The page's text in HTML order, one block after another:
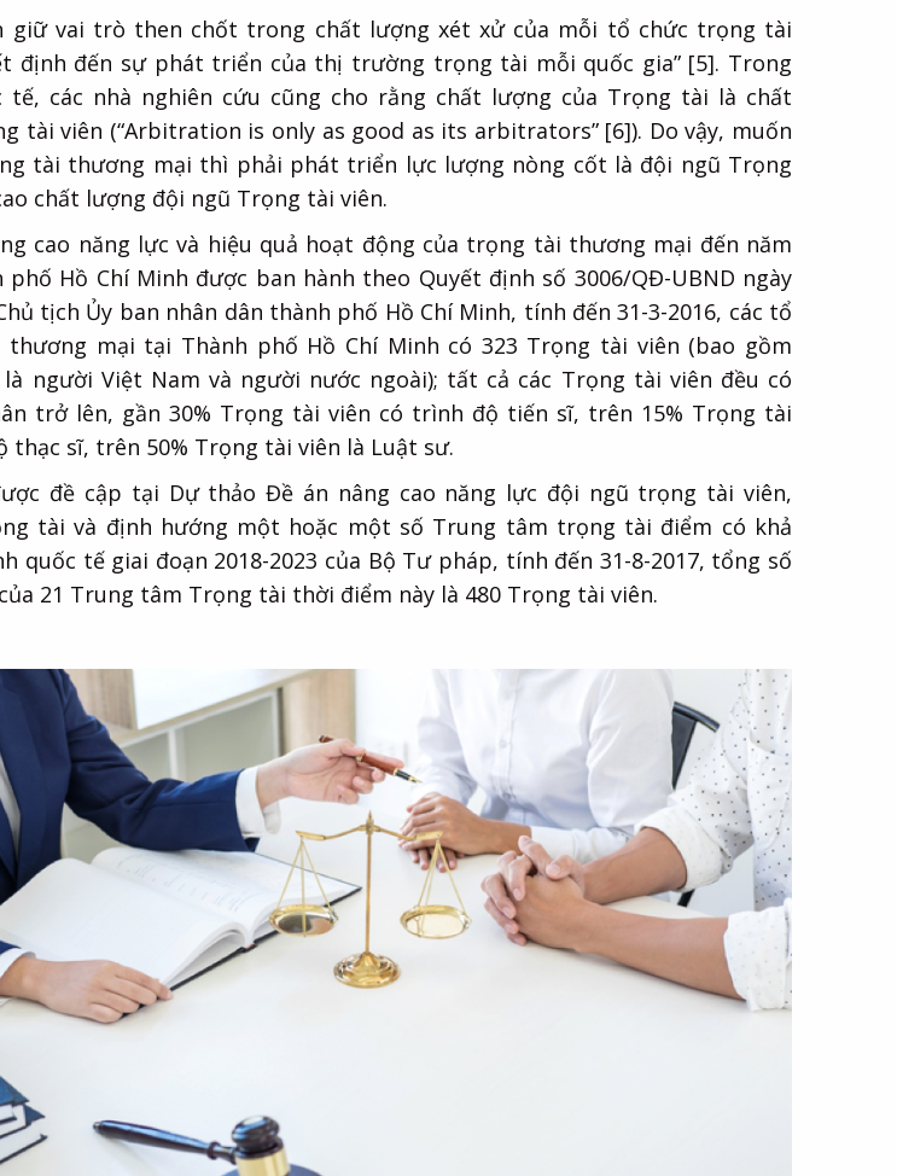
giữ vai trò then chốt trong chất lượng xét xử của mỗi tổ chức trọng tài
định đến sự phát triển của thị trường trọng tài mỗi quốc gia” [5]. Trong
các nhà nghiên cứu cũng cho rằng chất lượng của Trọng tài là chất
tài viên (“Arbitration is only as good as its arbitrators” [6]). Do vậy, muốn
tài thương mại thì phải phát triển lực lượng nòng cốt là đội ngũ Trọng
chất lượng đội ngũ Trọng tài viên.
cao năng lực và hiệu quả hoạt động của trọng tài thương mại đến năm
phố Hồ Chí Minh được ban hành theo Quyết định số 3006/QĐ-UBND ngày
tịch Ủy ban nhân dân thành phố Hồ Chí Minh, tính đến 31-3-2016, các tổ
mại tại Thành phố Hồ Chí Minh có 323 Trọng tài viên (bao gồm
người Việt Nam và người nước ngoài); tất cả các Trọng tài viên đều có
trở lên, gần 30% Trọng tài viên có trình độ tiến sĩ, trên 15% Trọng tài
thạc sĩ, trên 50% Trọng tài viên là Luật sư.
đề cập tại Dự thảo Đề án nâng cao năng lực đội ngũ trọng tài viên,
tài và định hướng một hoặc một số Trung tâm trọng tài điểm có khả
quốc tế giai đoạn 2018-2023 của Bộ Tư pháp, tính đến 31-8-2017, tổng số
21 Trung tâm Trọng tài thời điểm này là 480 Trọng tài viên.